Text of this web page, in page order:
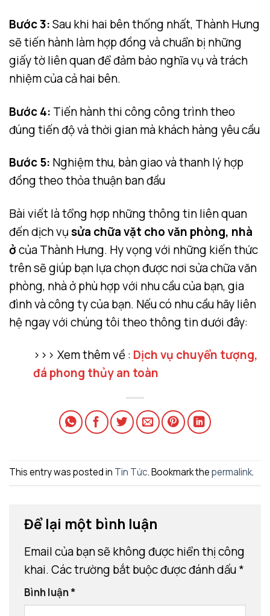
Bước 3:Sau khi hai bên thống nhất, Thành Hưng
sẽ tiến hành làm hợp đồng và chuẩn bị những
giấy tờ liên quan để đảm bảo nghĩa vụ và trách
nhiệm của cả hai bên.
Bước 4: Tiến hành thi công công trình theo
đúng tiến độ và thời gian mà khách hàng yêu cầu
Bước 5: Nghiệm thu, bàn giao và thanh lý hợp
đồng theo thỏa thuận ban đầu
Bài viết là tổng hợp những thông tin liên quan
đến dịch vụsửa chữa vặt cho văn phòng, nhà
ởcủa Thành Hưng. Hy vọng với những kiến thức
trên sẽ giúp bạn lựa chọn được nơi sửa chữa văn
phòng, nhà ở phù hợp với nhu cầu của bạn, gia
đình và công ty của bạn. Nếu có nhu cầu hãy liên
hệ ngay với chúng tôi theo thông tin dưới đây:
>>> Xem thêm về : Dịch vụ chuyển tượng,
đá phong thủy an toàn
This entry was posted in Tin Tức. Bookmark thepermalink.
Để lại một bình luận
Email của bạn sẽ không được hiển thị công
khai.Các trường bắt buộc được đánh dấu*
Bình luận*